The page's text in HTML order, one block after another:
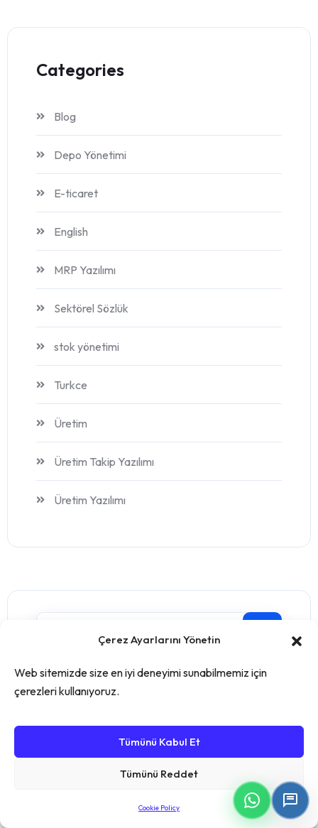
Çerez Ayarlarını Yönetin
Web sitemizde size en iyi deneyimi sunabilmemiz için
çerezleri kullanıyoruz.
Tümünü Kabul Et
Tümünü Reddet
Cookie Policy
Categories
Blog
Depo Yönetimi
E-ticaret
English
MRP Yazılımı
Sektörel Sözlük
stok yönetimi
Turkce
Üretim
Üretim Takip Yazılımı
Üretim Yazılımı
Recent Post
Üretim Muhasebesi Yazılımı:
Dikkat Edilmesi Gereken